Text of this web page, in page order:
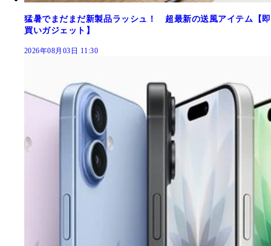
猛暑でまだまだ新製品ラッシュ！ 超最新の送風アイテム【即
買いガジェット】
2026年08月03日 11:30